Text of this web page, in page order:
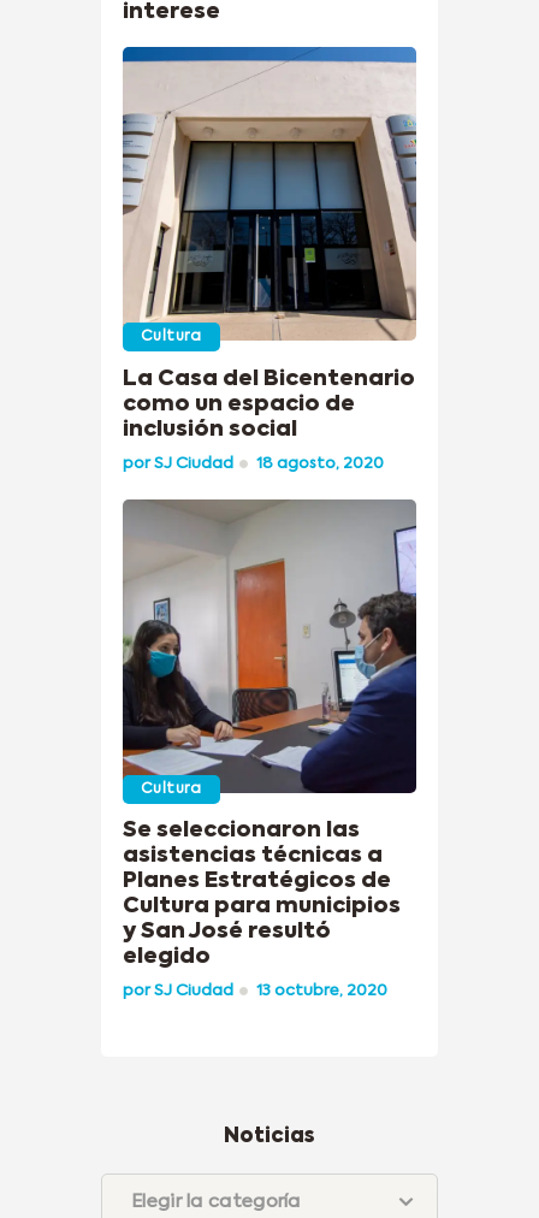
interese
Cultura
La Casa del Bicentenario
como un espacio de
inclusión social
porSJ Ciudad 18 agosto, 2020
Cultura
Se seleccionaron las
asistencias técnicas a
Planes Estratégicos de
Cultura para municipios
y San José resultó
elegido
porSJ Ciudad 13 octubre, 2020
Noticias